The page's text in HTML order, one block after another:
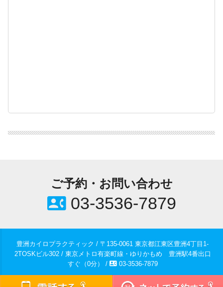
ご予約・お問い合わせ
contact_phone03-3536-7879
豊洲カイロプラクティック / 〒135-0061 東京都江東区豊洲4丁目1-
2TOSKビル302 / 東京メトロ有楽町線・ゆりかもめ 豊洲駅4番出口
すぐ（0分） / contact_phone03-3536-7879